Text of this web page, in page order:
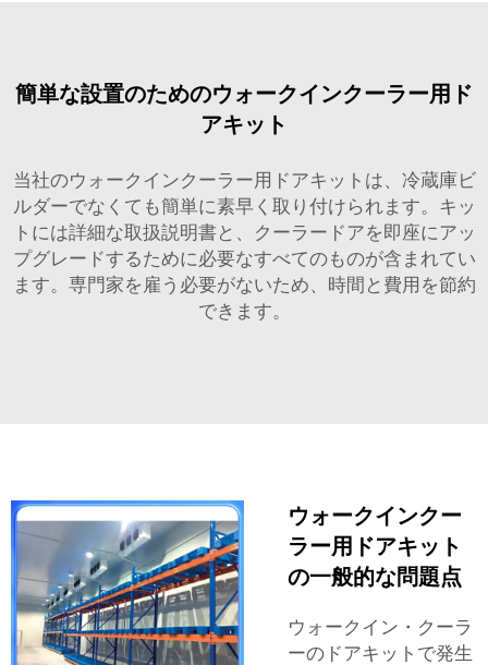
簡単な設置のためのウォークインクーラー用ド
アキット
当社のウォークインクーラー用ドアキットは、冷蔵庫ビ
ルダーでなくても簡単に素早く取り付けられます。キッ
トには詳細な取扱説明書と、クーラードアを即座にアッ
プグレードするために必要なすべてのものが含まれてい
ます。専門家を雇う必要がないため、時間と費用を節約
できます。
ウォークインクー
ラー用ドアキット
の一般的な問題点
ウォークイン・クーラ
ーのドアキットで発生